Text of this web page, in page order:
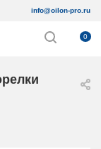
info@oilon-pro.ru
0